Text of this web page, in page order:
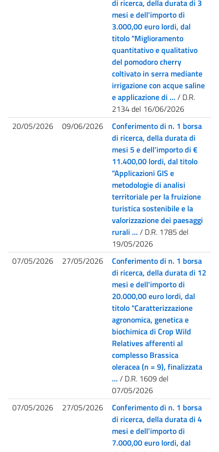
di ricerca, della durata di 3
mesi e dell'importo di
3.000,00 euro lordi, dal
titolo "Miglioramento
quantitativo e qualitativo
del pomodoro cherry
coltivato in serra mediante
irrigazione con acque saline
e applicazione di ... / D.R.
2134 del 16/06/2026
20/05/2026
09/06/2026
Conferimento di n. 1 borsa
di ricerca, della durata di
mesi 5 e dell'importo di €
11.400,00 lordi, dal titolo
"Applicazioni GIS e
metodologie di analisi
territoriale per la fruizione
turistica sostenibile e la
valorizzazione dei paesaggi
rurali ... / D.R. 1785 del
19/05/2026
07/05/2026
27/05/2026
Conferimento di n. 1 borsa
di ricerca, della durata di 12
mesi e dell'importo di
20.000,00 euro lordi, dal
titolo "Caratterizzazione
agronomica, genetica e
biochimica di Crop Wild
Relatives afferenti al
complesso Brassica
oleracea (n = 9), finalizzata
... / D.R. 1609 del
07/05/2026
07/05/2026
27/05/2026
Conferimento di n. 1 borsa
di ricerca, della durata di 4
mesi e dell'importo di
7.000,00 euro lordi, dal